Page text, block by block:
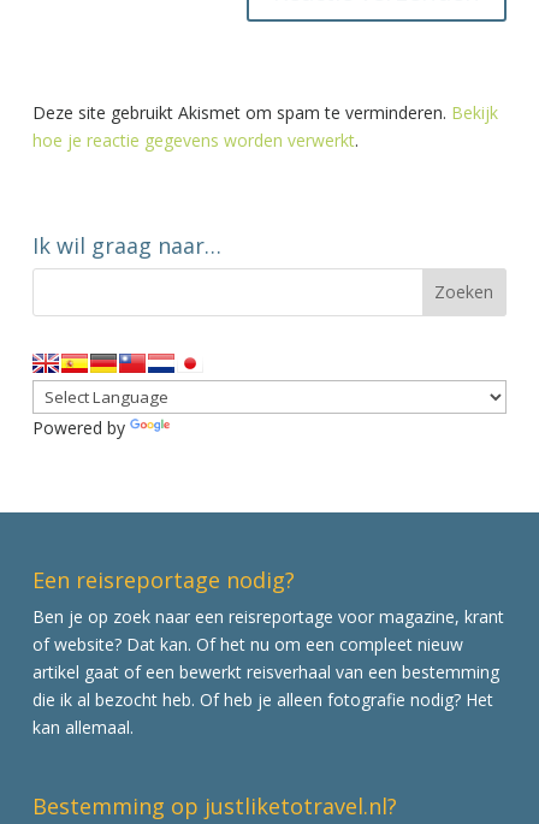
Deze site gebruikt Akismet om spam te verminderen. Bekijk
hoe je reactie gegevens worden verwerkt.
Ik wil graag naar…
Powered by
Een reisreportage nodig?
Ben je op zoek naar een reisreportage voor magazine, krant
of website? Dat kan. Of het nu om een compleet nieuw
artikel gaat of een bewerkt reisverhaal van een bestemming
die ik al bezocht heb. Of heb je alleen fotografie nodig? Het
kan allemaal.
Bestemming op justliketotravel.nl?